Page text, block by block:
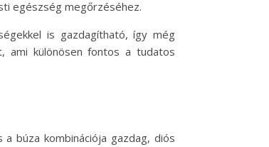
egészség megőrzéséhez.
is gazdagítható, így még
ami különösen fontos a tudatos
búza kombinációja gazdag, diós